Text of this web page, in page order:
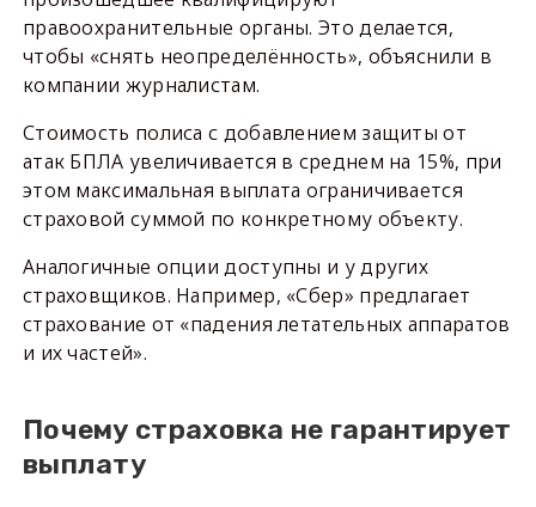
правоохранительные органы. Это делается,
чтобы «снять неопределённость», объяснили в
компании журналистам.
Стоимость полиса с добавлением защиты от
атак БПЛА увеличивается в среднем на 15%, при
этом максимальная выплата ограничивается
страховой суммой по конкретному объекту.
Аналогичные опции доступны и у других
страховщиков. Например, «Сбер» предлагает
страхование от «падения летательных аппаратов
и их частей».
Почему страховка не гарантирует
выплату